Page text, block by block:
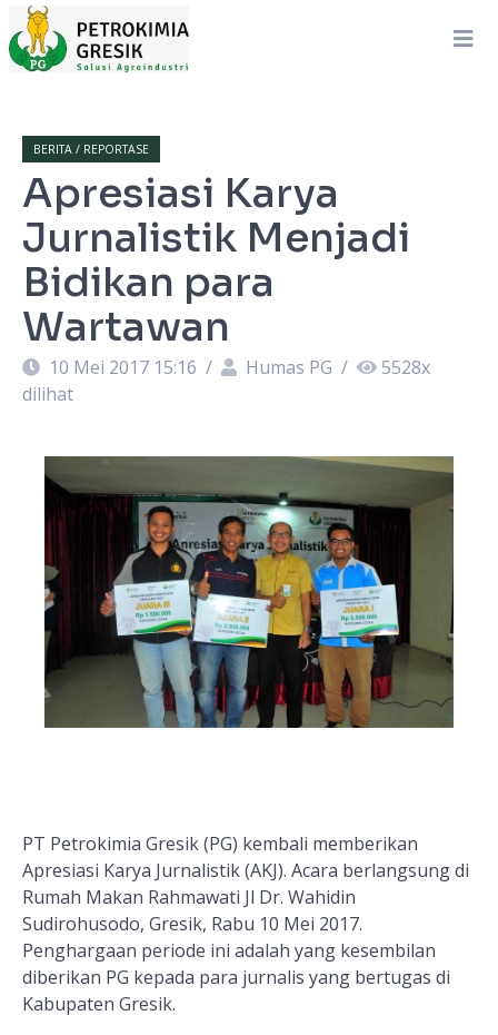
BERITA / REPORTASE
Apresiasi Karya
Jurnalistik Menjadi
Bidikan para
Wartawan
10 Mei 2017 15:16 / Humas PG / 5528x
dilihat
PT Petrokimia Gresik (PG) kembali memberikan
Apresiasi Karya Jurnalistik (AKJ). Acara berlangsung di
Rumah Makan Rahmawati Jl Dr. Wahidin
Sudirohusodo, Gresik, Rabu 10 Mei 2017.
Penghargaan periode ini adalah yang kesembilan
diberikan PG kepada para jurnalis yang bertugas di
Kabupaten Gresik.